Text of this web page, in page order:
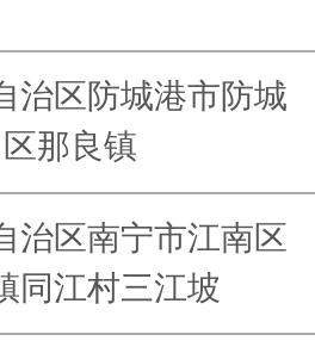
治区防城港市防城
区那良镇
治区南宁市江南区
同江村三江坡